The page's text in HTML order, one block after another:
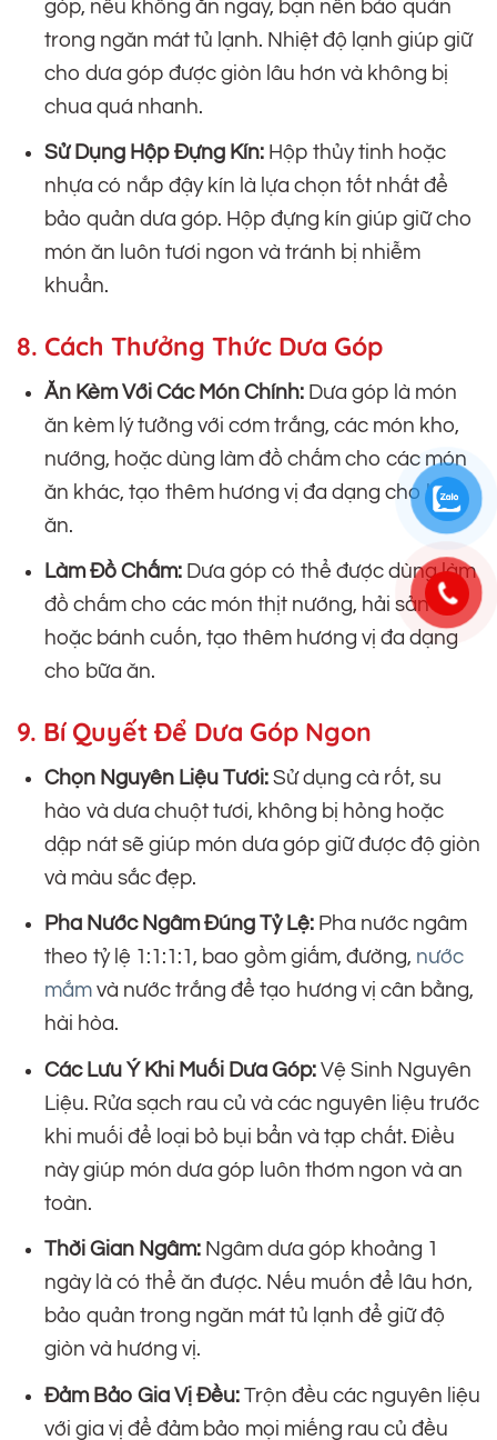
góp, nếu không ăn ngay, bạn nên bảo quản
trong ngăn mát tủ lạnh. Nhiệt độ lạnh giúp giữ
cho dưa góp được giòn lâu hơn và không bị
chua quá nhanh.
Sử Dụng Hộp Đựng Kín: Hộp thủy tinh hoặc
nhựa có nắp đậy kín là lựa chọn tốt nhất để
bảo quản dưa góp. Hộp đựng kín giúp giữ cho
món ăn luôn tươi ngon và tránh bị nhiễm
khuẩn.
8. Cách Thưởng Thức Dưa Góp
Ăn Kèm Với Các Món Chính:Dưa góp là món
ăn kèm lý tưởng với cơm trắng, các món kho,
nướng, hoặc dùng làm đồ chấm cho các món
ăn khác, tạo thêm hương vị đa dạng cho bữa
ăn.
Làm Đồ Chấm:Dưa góp có thể được dùng làm
đồ chấm cho các món thịt nướng, hải sản
hoặc bánh cuốn, tạo thêm hương vị đa dạng
cho bữa ăn.
9. Bí Quyết Để Dưa Góp Ngon
Chọn Nguyên Liệu Tươi:Sử dụng cà rốt, su
hào và dưa chuột tươi, không bị hỏng hoặc
dập nát sẽ giúp món dưa góp giữ được độ giòn
và màu sắc đẹp.
Pha Nước Ngâm Đúng Tỷ Lệ:Pha nước ngâm
theo tỷ lệ 1:1:1:1, bao gồm giấm, đường, nước
mắmvà nước trắng để tạo hương vị cân bằng,
hài hòa.
Các Lưu Ý Khi Muối Dưa Góp:Vệ Sinh Nguyên
Liệu. Rửa sạch rau củ và các nguyên liệu trước
khi muối để loại bỏ bụi bẩn và tạp chất. Điều
này giúp món dưa góp luôn thơm ngon và an
toàn.
Thời Gian Ngâm:Ngâm dưa góp khoảng 1
ngày là có thể ăn được. Nếu muốn để lâu hơn,
bảo quản trong ngăn mát tủ lạnh để giữ độ
giòn và hương vị.
Đảm Bảo Gia Vị Đều:Trộn đều các nguyên liệu
với gia vị để đảm bảo mọi miếng rau củ đều